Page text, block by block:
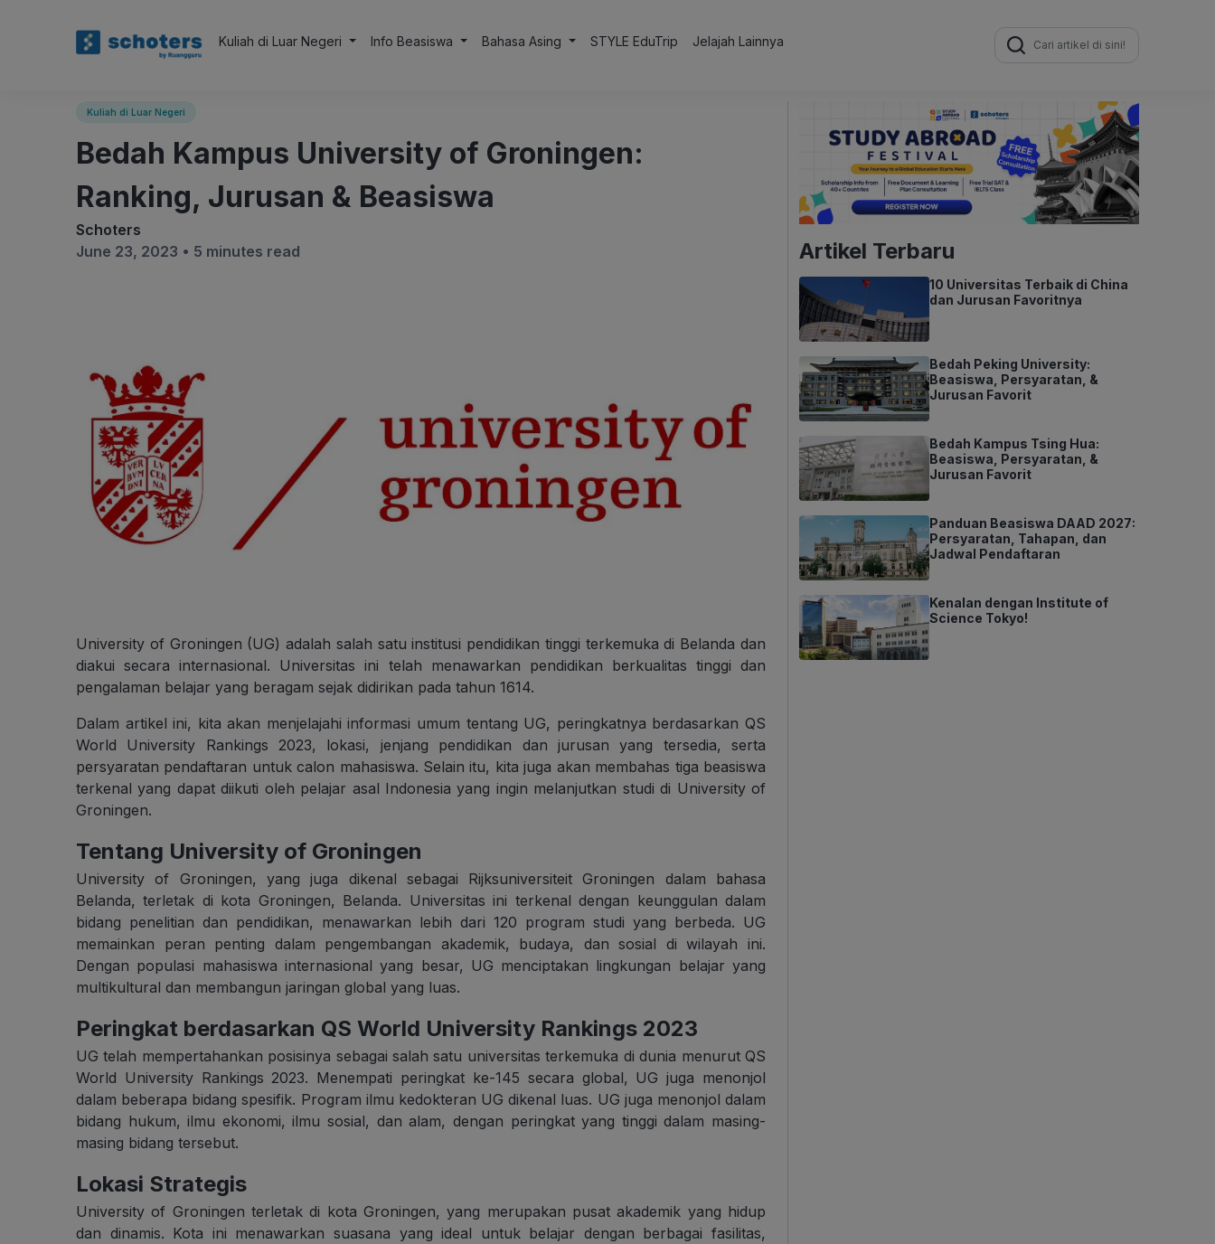
Kuliah di Luar Negeri Info Beasiswa Bahasa Asing STYLE EduTrip Jelajah Lainnya
Search
for:
Kuliah di Luar Negeri
Bedah Kampus University of Groningen:
Ranking, Jurusan & Beasiswa
Schoters
June 23, 2023 • 5 minutes read
University of Groningen (UG) adalah salah satu institusi pendidikan tinggi terkemuka di Belanda dan
diakui secara internasional. Universitas ini telah menawarkan pendidikan berkualitas tinggi dan
pengalaman belajar yang beragam sejak didirikan pada tahun 1614.
Dalam artikel ini, kita akan menjelajahi informasi umum tentang UG, peringkatnya berdasarkan QS
World University Rankings 2023, lokasi, jenjang pendidikan dan jurusan yang tersedia, serta
persyaratan pendaftaran untuk calon mahasiswa. Selain itu, kita juga akan membahas tiga beasiswa
terkenal yang dapat diikuti oleh pelajar asal Indonesia yang ingin melanjutkan studi di University of
Groningen.
Tentang University of Groningen
University of Groningen, yang juga dikenal sebagai Rijksuniversiteit Groningen dalam bahasa
Belanda, terletak di kota Groningen, Belanda. Universitas ini terkenal dengan keunggulan dalam
bidang penelitian dan pendidikan, menawarkan lebih dari 120 program studi yang berbeda. UG
memainkan peran penting dalam pengembangan akademik, budaya, dan sosial di wilayah ini.
Dengan populasi mahasiswa internasional yang besar, UG menciptakan lingkungan belajar yang
multikultural dan membangun jaringan global yang luas.
Peringkat berdasarkan QS World University Rankings 2023
UG telah mempertahankan posisinya sebagai salah satu universitas terkemuka di dunia menurut QS
World University Rankings 2023. Menempati peringkat ke-145 secara global, UG juga menonjol
dalam beberapa bidang spesifik. Program ilmu kedokteran UG dikenal luas. UG juga menonjol dalam
bidang hukum, ilmu ekonomi, ilmu sosial, dan alam, dengan peringkat yang tinggi dalam masing-
masing bidang tersebut.
Lokasi Strategis
University of Groningen terletak di kota Groningen, yang merupakan pusat akademik yang hidup
dan dinamis. Kota ini menawarkan suasana yang ideal untuk belajar dengan berbagai fasilitas,
Artikel Terbaru
10 Universitas Terbaik di China
dan Jurusan Favoritnya
Bedah Peking University:
Beasiswa, Persyaratan, &
Jurusan Favorit
Bedah Kampus Tsing Hua:
Beasiswa, Persyaratan, &
Jurusan Favorit
Panduan Beasiswa DAAD 2027:
Persyaratan, Tahapan, dan
Jadwal Pendaftaran
Kenalan dengan Institute of
Science Tokyo!